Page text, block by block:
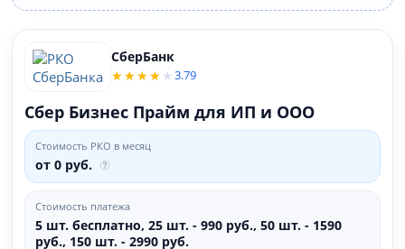
СберБанк
3.79
Сбер Бизнес Прайм для ИП и ООО
Стоимость РКО в месяц
от 0 руб.
Стоимость платежа
5 шт. бесплатно, 25 шт. - 990 руб., 50 шт. - 1590
руб., 150 шт. - 2990 руб.